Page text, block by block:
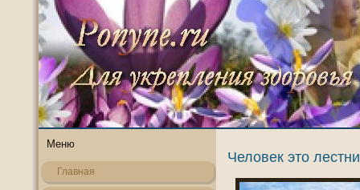
Меню
Главная
Человек это